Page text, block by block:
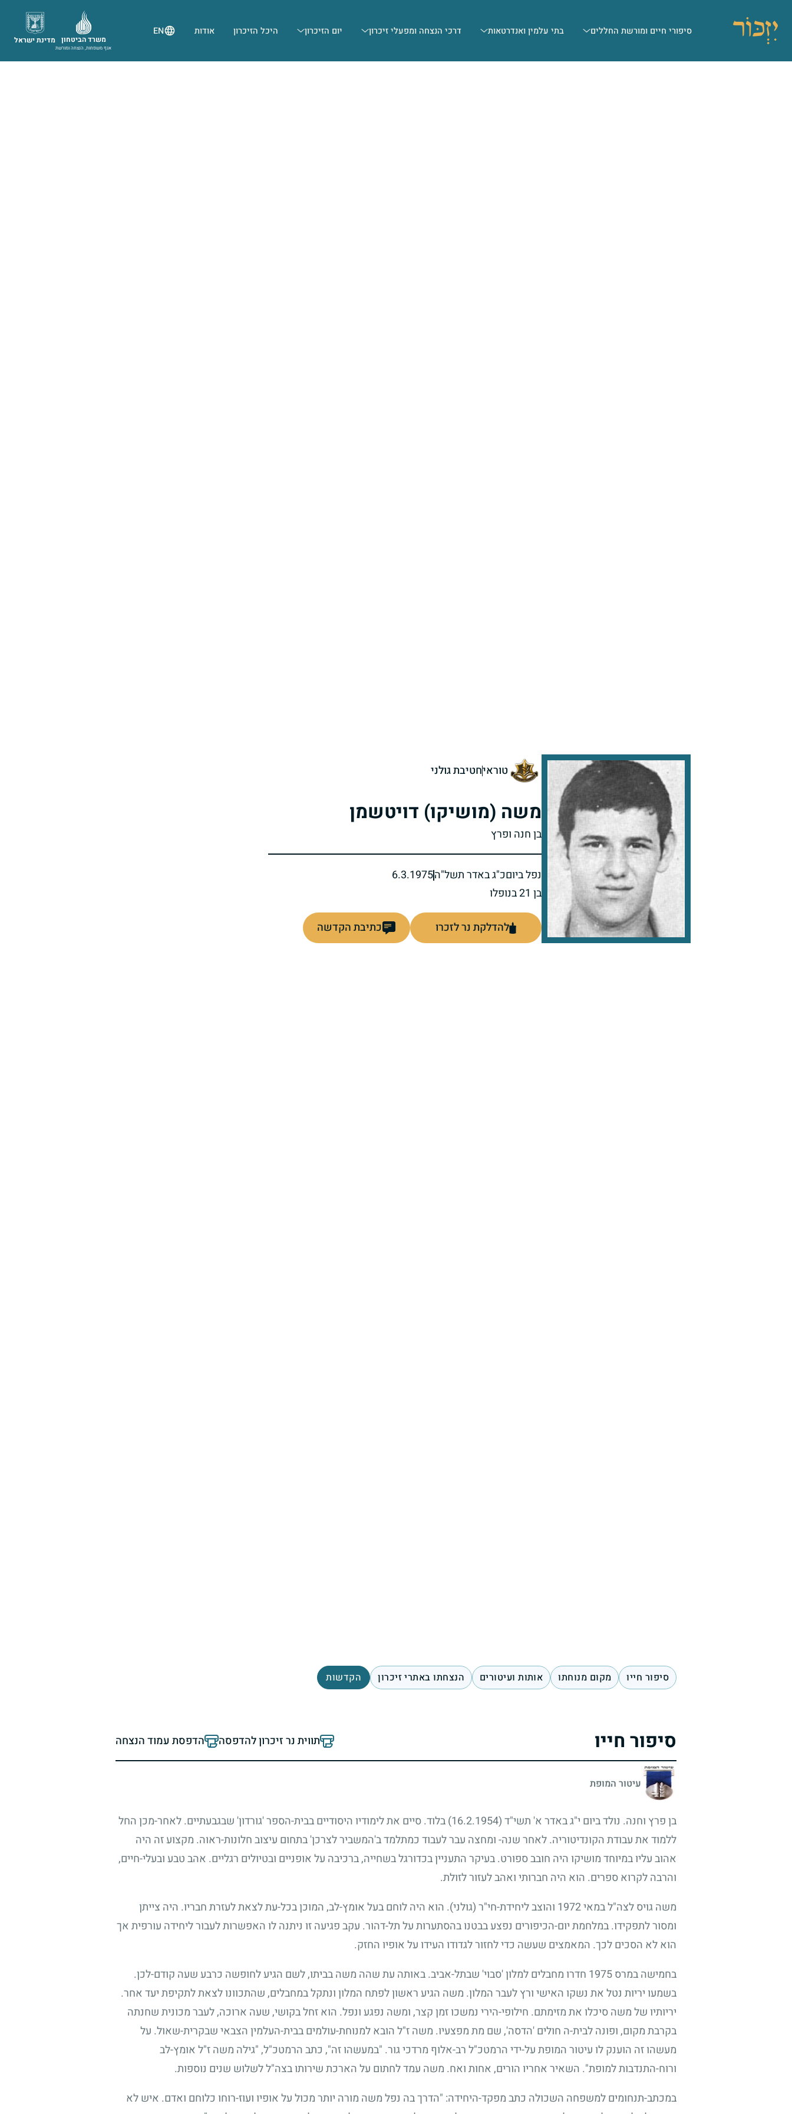
סיפורי חיים ומורשת החללים בתי עלמין ואנדרטאות דרכי הנצחה ומפעלי זיכרון יום הזיכרון היכל הזיכרון אודות EN
מדינת ישראל משרד הביטחון
אגף משפחות, הנצחה ומורשת
טוראיחטיבת גולני
משה (מושיקו) דויטשמן
בן חנה ופרץ
נפל ביוםכ"ג באדר תשל"ה6.3.1975
בן 21 בנופלו
להדלקת נר לזכרו כתיבת הקדשה
סיפור חייו מקום מנוחתו אותות ועיטורים הנצחתו באתרי זיכרון הקדשות
סיפור חייו תווית נר זיכרון להדפסה הדפסת עמוד הנצחה
עיטור המופת
בן פרץ וחנה. נולד ביום י"ג באדר א' תשי"ד(16.2.1954)
בלוד. סיים את לימודיו היסודיים בבית-הספר 'גורדון' שבגבעתיים. לאחר-מכן החל
ללמוד את עבודת הקונדיטוריה. לאחר שנה- ומחצה עבר לעבוד כמתלמד ב'המשביר לצרכן' בתחום עיצוב חלונות-ראוה. מקצוע זה היה
אהוב עליו במיוחד מושיקו היה חובב ספורט. בעיקר התעניין בכדורגל בשחייה, ברכיבה על אופניים ובטיולים רגליים. אהב טבע ובעלי-חיים,
והרבה לקרוא ספרים. הוא היה חברותי ואהב לעזור לזולת.
משה גויס לצה"ל במאי1972 והוצב ליחידת-חי"ר (גולני). הוא היה לוחם בעל אומץ-לב, המוכן בכל-עת לצאת לעזרת חבריו. היה צייתן
ומסור לתפקידו. במלחמת יום-הכיפורים נפצע בבטנו בהסתערות על תל-דהור. עקב פגיעה זו ניתנה לו האפשרות לעבור ליחידה עורפית אך
הוא לא הסכים לכך. המאמצים שעשה כדי לחזור לגדודו העידו על אופיו החזק.
בחמישה במרס1975 חדרו מחבלים למלון 'סבוי' שבתל-אביב. באותה עת שהה משה בביתו, לשם הגיע לחופשה כרבע שעה קודם-לכן.
בשמעו יריות נטל את נשקו האישי ורץ לעבר המלון. משה הגיע ראשון לפתח המלון ונתקל במחבלים, שהתכוונו לצאת לתקיפת יעד אחר.
יריותיו של משה סיכלו את מזימתם. חילופי-הירי נמשכו זמן קצר, ומשה נפגע ונפל. הוא זחל בקושי, שעה ארוכה, לעבר מכונית שחנתה
בקרבת מקום, ופונה לבית-ה חולים 'הדסה', שם מת מפצעיו. משה ז"ל הובא למנוחת-עולמים בבית-העלמין הצבאי שבקרית-שאול. על
מעשהו זה הוענק לו עיטור המופת על-ידי הרמטכ"ל רב-אלוף מרדכי גור. "במעשהו זה", כתב הרמטכ"ל, "גילה משה ז"ל אומץ-לב
ורוח-התנדבות למופת". השאיר אחריו הורים, אחות ואח. משה עמד לחתום על הארכת שירותו בצה"ל לשלוש שנים נוספות.
במכתב-תנחומים למשפחה השכולה כתב מפקד-היחידה: "הדרך בה נפל משה מורה יותר מכול על אופיו ועוז-רוחו כלוחם ואדם. איש לא